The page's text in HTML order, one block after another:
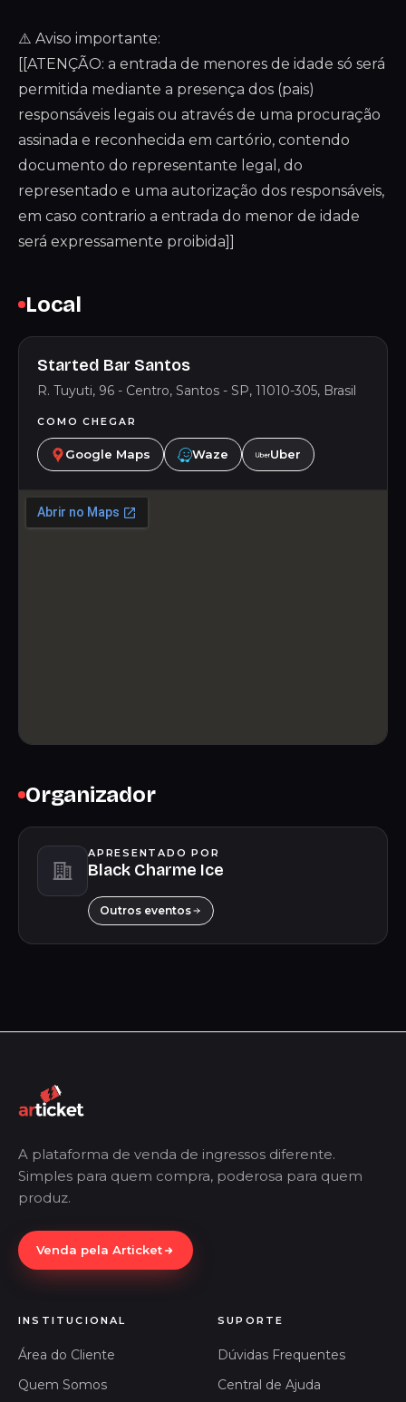
⚠️ Aviso importante:
[[ATENÇÃO: a entrada de menores de idade só será
permitida mediante a presença dos (pais)
responsáveis legais ou através de uma procuração
assinada e reconhecida em cartório, contendo
documento do representante legal, do
representado e uma autorização dos responsáveis,
em caso contrario a entrada do menor de idade
será expressamente proibida]]
Local
Started Bar Santos
R. Tuyuti, 96 - Centro, Santos - SP, 11010-305, Brasil
COMO CHEGAR
Google Maps Waze Uber
Organizador
APRESENTADO POR
Black Charme Ice
Outros eventos
A plataforma de venda de ingressos diferente.
Simples para quem compra, poderosa para quem
produz.
Venda pela Articket
INSTITUCIONAL
Área do Cliente
Quem Somos
SUPORTE
Dúvidas Frequentes
Central de Ajuda